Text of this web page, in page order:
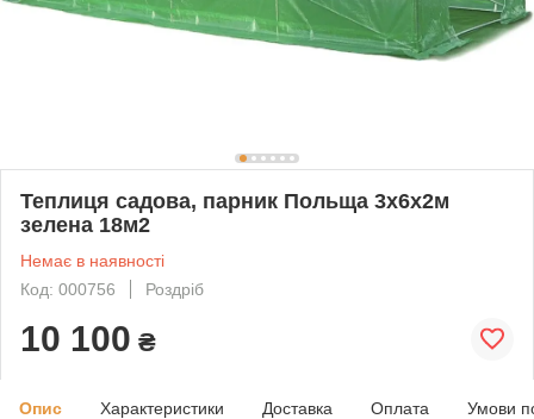
Теплиця садова, парник Польща 3х6х2м
зелена 18м2
Немає в наявності
Код: 000756
Роздріб
10 100 ₴
Опис Характеристики Доставка Оплата Умови